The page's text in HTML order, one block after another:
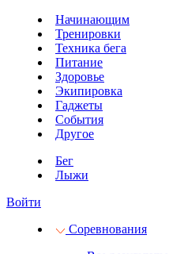
Начинающим
Тренировки
Техника бега
Питание
Здоровье
Экипировка
Гаджеты
События
Другое
Бег
Лыжи
Войти
Соревнования